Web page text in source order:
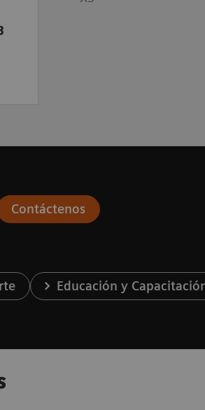
Contáctenos
Educación y